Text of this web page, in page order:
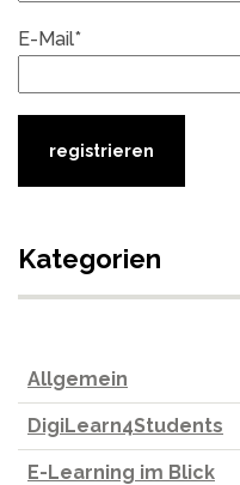
E-Mail*
Kategorien
Allgemein
DigiLearn4Students
E-Learning im Blick